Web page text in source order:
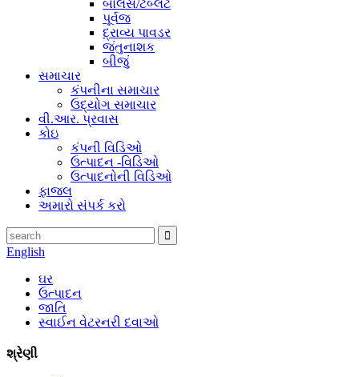
બોલસ/ટેબ્લેટ
પૂર્વજ
દ્રાવ્ય પાવડર
જંતુનાશક
બીજું
સમાચાર
કંપનીના સમાચાર
ઉદ્યોગ સમાચાર
વી.આર. પ્રવાસ
કોઇ
કંપની વિડિઓ
ઉત્પાદન -વિડિઓ
ઉત્પાદનોની વિડિઓ
ફાજલ
અમારો સંપર્ક કરો
English
ઘર
ઉત્પાદન
જાતિ
સ્વાઈન વેટરનરી દવાઓ
શ્રેણી